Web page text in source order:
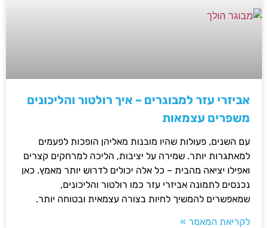
אביזרי עזר למבוגרים – איך רולטור והליכונים
משפרים עצמאות
עם השנים, פעולות שהיו מובנות מאליהן הופכות לפעמים
למאתגרות יותר. שמירה על יציבות, הליכה למרחקים קצרים
ואפילו יציאה מהבית – כל אלה יכולים לדרוש יותר מאמץ. כאן
נכנסים לתמונה אביזרי עזר כמו רולטור והליכונים,
שמאפשרים להמשיך לחיות בצורה עצמאית ובטוחה יותר.
לקריאת המאמר »